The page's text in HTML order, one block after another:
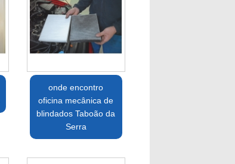
onde encontro
oficina mecânica de
blindados Taboão da
Serra